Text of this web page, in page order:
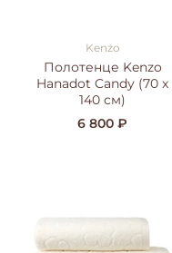
Kenzo
Полотенце Kenzo
Hanadot Candy (70 x
140 см)
6 800 ₽